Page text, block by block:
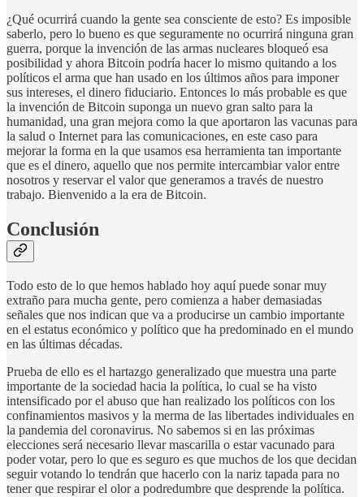
¿Qué ocurrirá cuando la gente sea consciente de esto? Es imposible
saberlo, pero lo bueno es que seguramente no ocurrirá ninguna gran
guerra, porque la invención de las armas nucleares bloqueó esa
posibilidad y ahora Bitcoin podría hacer lo mismo quitando a los
políticos el arma que han usado en los últimos años para imponer
sus intereses, el dinero fiduciario. Entonces lo más probable es que
la invención de Bitcoin suponga un nuevo gran salto para la
humanidad, una gran mejora como la que aportaron las vacunas para
la salud o Internet para las comunicaciones, en este caso para
mejorar la forma en la que usamos esa herramienta tan importante
que es el dinero, aquello que nos permite intercambiar valor entre
nosotros y reservar el valor que generamos a través de nuestro
trabajo. Bienvenido a la era de Bitcoin.
Conclusión
Todo esto de lo que hemos hablado hoy aquí puede sonar muy
extraño para mucha gente, pero comienza a haber demasiadas
señales que nos indican que va a producirse un cambio importante
en el estatus económico y político que ha predominado en el mundo
en las últimas décadas.
Prueba de ello es el hartazgo generalizado que muestra una parte
importante de la sociedad hacia la política, lo cual se ha visto
intensificado por el abuso que han realizado los políticos con los
confinamientos masivos y la merma de las libertades individuales en
la pandemia del coronavirus. No sabemos si en las próximas
elecciones será necesario llevar mascarilla o estar vacunado para
poder votar, pero lo que es seguro es que muchos de los que decidan
seguir votando lo tendrán que hacerlo con la nariz tapada para no
tener que respirar el olor a podredumbre que desprende la política.